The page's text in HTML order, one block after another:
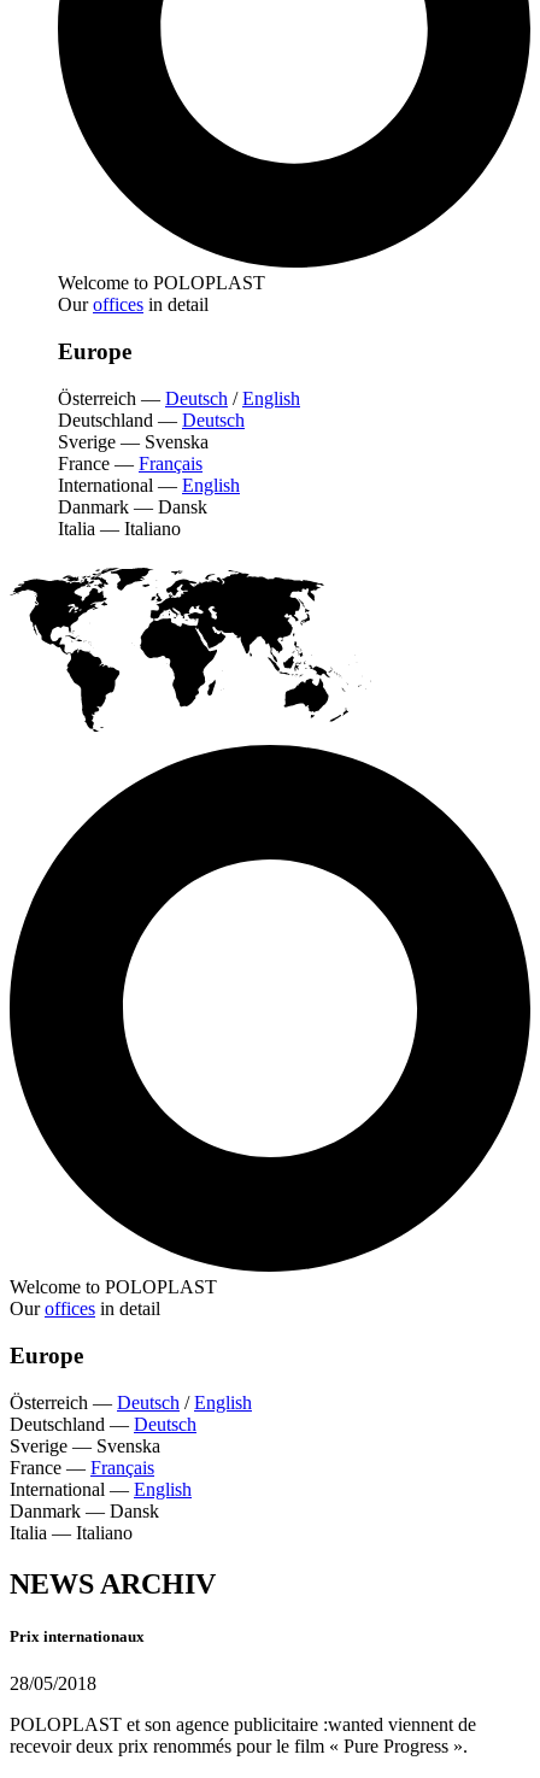
Welcome to POLOPLAST
Ouroffices in detail
Europe
Österreich — Deutsch /English
Deutschland — Deutsch
Sverige — Svenska
France — Français
International — English
Danmark — Dansk
Italia — Italiano
Welcome to POLOPLAST
Ouroffices in detail
Europe
Österreich — Deutsch /English
Deutschland — Deutsch
Sverige — Svenska
France — Français
International — English
Danmark — Dansk
Italia — Italiano
NEWS ARCHIV
Prix internationaux
28/05/2018
POLOPLAST et son agence publicitaire :wanted viennent de
recevoir deux prix renommés pour le film « Pure Progress ».